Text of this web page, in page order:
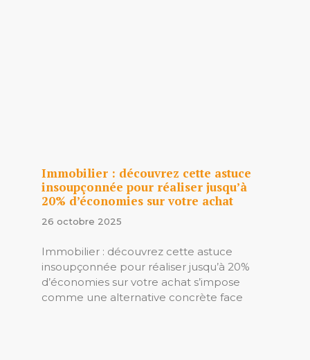
Immobilier : découvrez cette astuce
insoupçonnée pour réaliser jusqu’à
20% d’économies sur votre achat
26 octobre 2025
Immobilier : découvrez cette astuce
insoupçonnée pour réaliser jusqu’à 20%
d’économies sur votre achat s’impose
comme une alternative concrète face